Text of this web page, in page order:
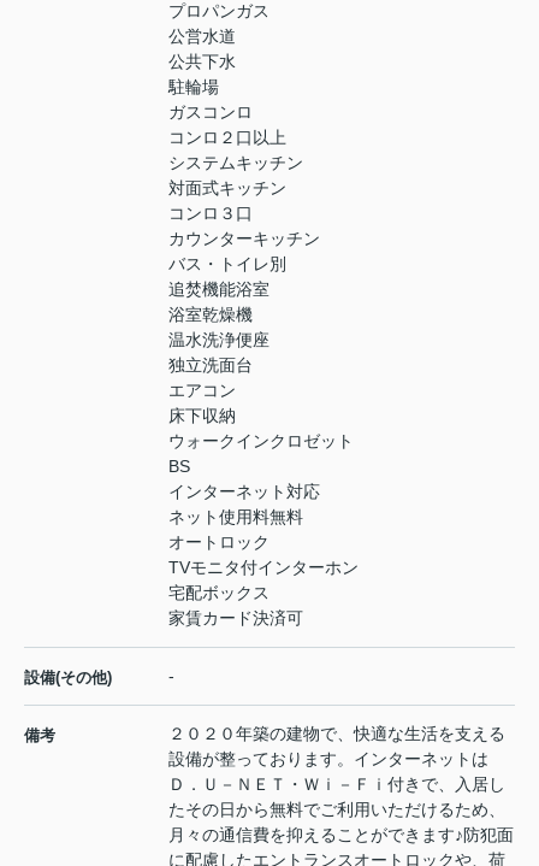
プロパンガス
公営水道
公共下水
駐輪場
ガスコンロ
コンロ２口以上
システムキッチン
対面式キッチン
コンロ３口
カウンターキッチン
バス・トイレ別
追焚機能浴室
浴室乾燥機
温水洗浄便座
独立洗面台
エアコン
床下収納
ウォークインクロゼット
BS
インターネット対応
ネット使用料無料
オートロック
TVモニタ付インターホン
宅配ボックス
家賃カード決済可
設備(その他) -
備考
２０２０年築の建物で、快適な生活を支える
設備が整っております。インターネットは
Ｄ．Ｕ－ＮＥＴ・Ｗｉ－Ｆｉ付きで、入居し
たその日から無料でご利用いただけるため、
月々の通信費を抑えることができます♪防犯面
に配慮したエントランスオートロックや、荷